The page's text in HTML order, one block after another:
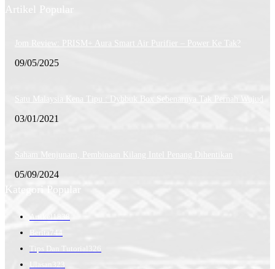
Artikel Popular
Jom Review: PRISM+ Aura Smart Air Purifier – Power Ke Tak?
09/05/2025
Satu Malaysia Kena Tipu : Dybbuk Box Sebenarnya Tak Pernah Wujud
03/01/2021
Saham Menjunam, Pembinaan Kilang Intel Penang Dihentikan
05/09/2024
Kategori Popular
Artikel
744
Tips Dan Tutorial
326